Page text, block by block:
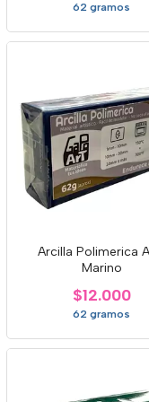
62 gramos
Arcilla Polimerica
Marino
$12.000
62 gramos